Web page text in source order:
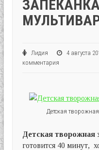
Лидия 4 августа
комментария
Детская
Детская творожная
готовится 40 минут,